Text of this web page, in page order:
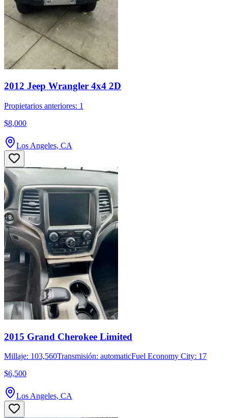
2012 Jeep Wrangler 4x4 2D
Propietarios anteriores: 1
$8,000
Los Angeles, CA
2015 Grand Cherokee Limited
Millaje: 103,560Transmisión: automaticFuel Economy City: 17
$6,500
Los Angeles, CA